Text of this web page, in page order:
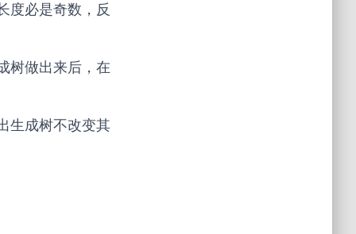
度必是奇数，反
树做出来后，在
生成树不改变其